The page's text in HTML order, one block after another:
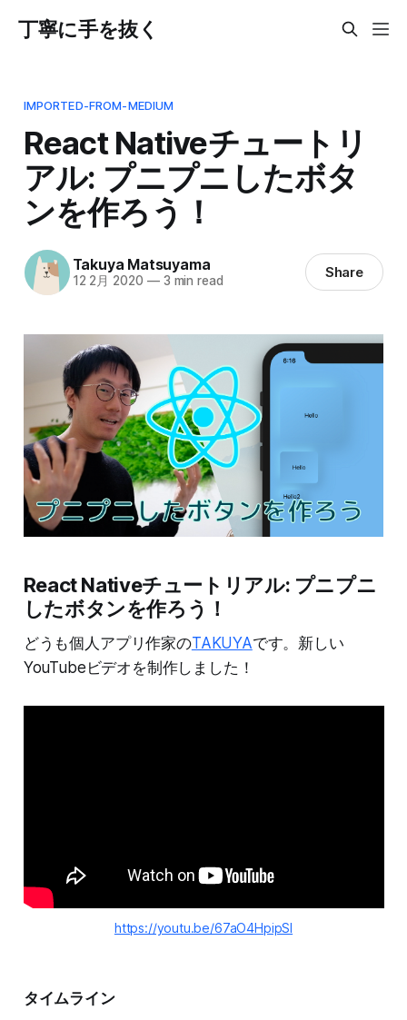
丁寧に手を抜く
IMPORTED-FROM-MEDIUM
React Nativeチュートリ
アル: プニプニしたボタ
ンを作ろう！
Takuya Matsuyama
12 2月 2020 —3 min read Share
React Nativeチュートリアル: プニプニ
したボタンを作ろう！
どうも個人アプリ作家のTAKUYAです。新しい
YouTubeビデオを制作しました！
https://youtu.be/67aO4HpipSI
タイムライン